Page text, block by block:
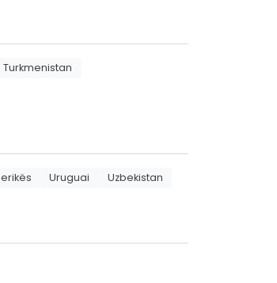
Turkmenistan
Uruguai Uzbekistan